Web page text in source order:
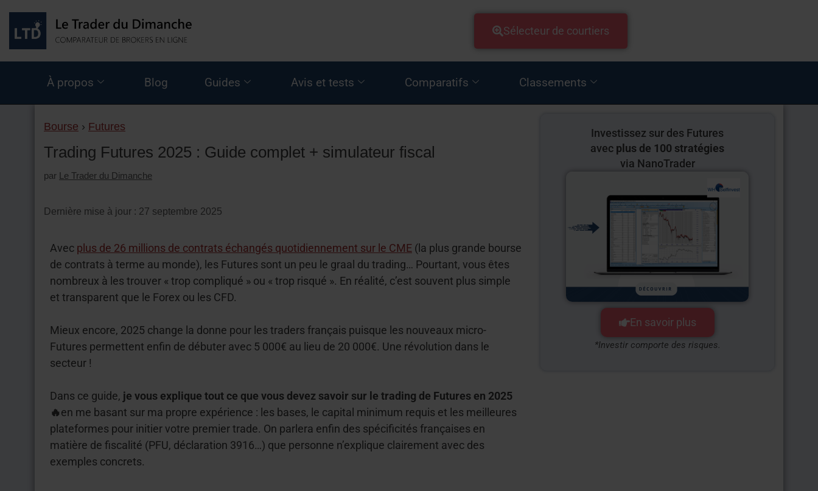
Sélecteur de courtiers
À propos Blog Guides Avis et tests Comparatifs Classements
Bourse › Futures
Trading Futures 2025 : Guide complet + simulateur fiscal
par Le Trader du Dimanche
Dernière mise à jour : 27 septembre 2025
Avec plus de 26 millions de contrats échangés quotidiennement sur le CME (la plus grande bourse
de contrats à terme au monde), les Futures sont un peu le graal du trading… Pourtant, vous êtes
nombreux à les trouver « trop compliqué » ou « trop risqué ». En réalité, c’est souvent plus simple
et transparent que le Forex ou les CFD.
Mieux encore, 2025 change la donne pour les traders français puisque les nouveaux micro-
Futures permettent enfin de débuter avec 5 000€ au lieu de 20 000€. Une révolution dans le
secteur !
Dans ce guide, je vous explique tout ce que vous devez savoir sur le trading de Futures en 2025
🔥en me basant sur ma propre expérience : les bases, le capital minimum requis et les meilleures
plateformes pour initier votre premier trade. On parlera enfin des spécificités françaises en
matière de fiscalité (PFU, déclaration 3916…) que personne n’explique clairement avec des
exemples concrets.
Investissez sur des Futures
avec plus de 100 stratégies
via NanoTrader
En savoir plus
*Investir comporte des risques.